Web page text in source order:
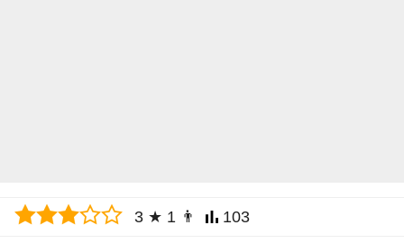
3 ★ 1 👨 103